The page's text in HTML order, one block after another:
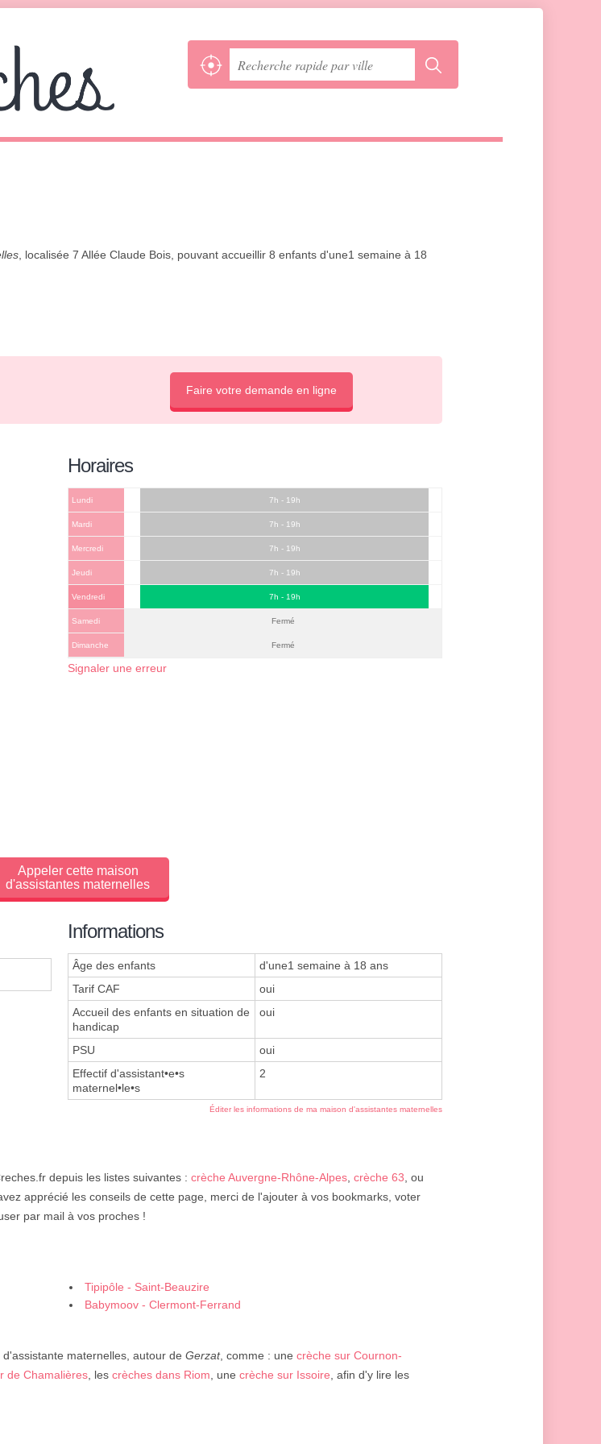
, localisée 7 Allée Claude Bois, pouvant accueillir 8 enfants d'une1 semaine à 18
Faire votre demande en ligne
Horaires
Lundi 7h - 19h
Mardi 7h - 19h
Mercredi 7h - 19h
Jeudi 7h - 19h
Vendredi 7h - 19h
Samedi Fermé
Dimanche Fermé
Signaler une erreur
Appeler cette maison
d'assistantes maternelles
Informations
Âge des enfants
d'une1 semaine à 18 ans
Tarif CAF
oui
Accueil des enfants en situation de
handicap
oui
PSU
oui
Effectif d'assistant•e•s
maternel•le•s
2
Éditer les informations de ma maison d'assistantes maternelles
depuis les listes suivantes : crèche Auvergne-Rhône-Alpes, crèche 63, ou
apprécié les conseils de cette page, merci de l'ajouter à vos bookmarks, voter
par mail à vos proches !
Tipipôle - Saint-Beauzire
Babymoov - Clermont-Ferrand
maternelles, autour de Gerzat, comme : une crèche sur Cournon-
de Chamalières, les crèches dans Riom, une crèche sur Issoire, afin d'y lire les